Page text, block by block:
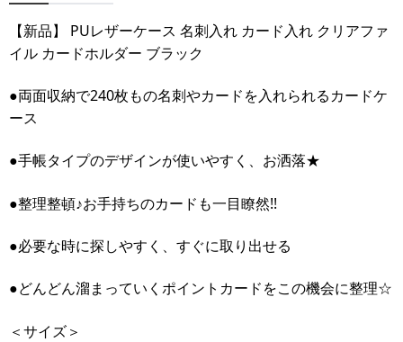
【新品】 PUレザーケース 名刺入れ カード入れ クリアファ
イル カードホルダー ブラック
●両面収納で240枚もの名刺やカードを入れられるカードケ
ース
●手帳タイプのデザインが使いやすく、お洒落★
●整理整頓♪お手持ちのカードも一目瞭然!!
●必要な時に探しやすく、すぐに取り出せる
●どんどん溜まっていくポイントカードをこの機会に整理☆
＜サイズ＞